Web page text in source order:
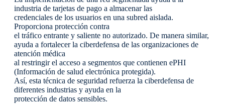
industria de tarjetas de pago a almacenar las
credenciales de los usuarios en una subred aislada.
Proporciona protección contra
el tráfico entrante y saliente no autorizado. De manera similar,
ayuda a fortalecer la ciberdefensa de las organizaciones de
atención médica
al restringir el acceso a segmentos que contienen ePHI
(Información de salud electrónica protegida).
Así, esta técnica de seguridad refuerza la ciberdefensa de
diferentes industrias y ayuda en la
protección de datos sensibles.